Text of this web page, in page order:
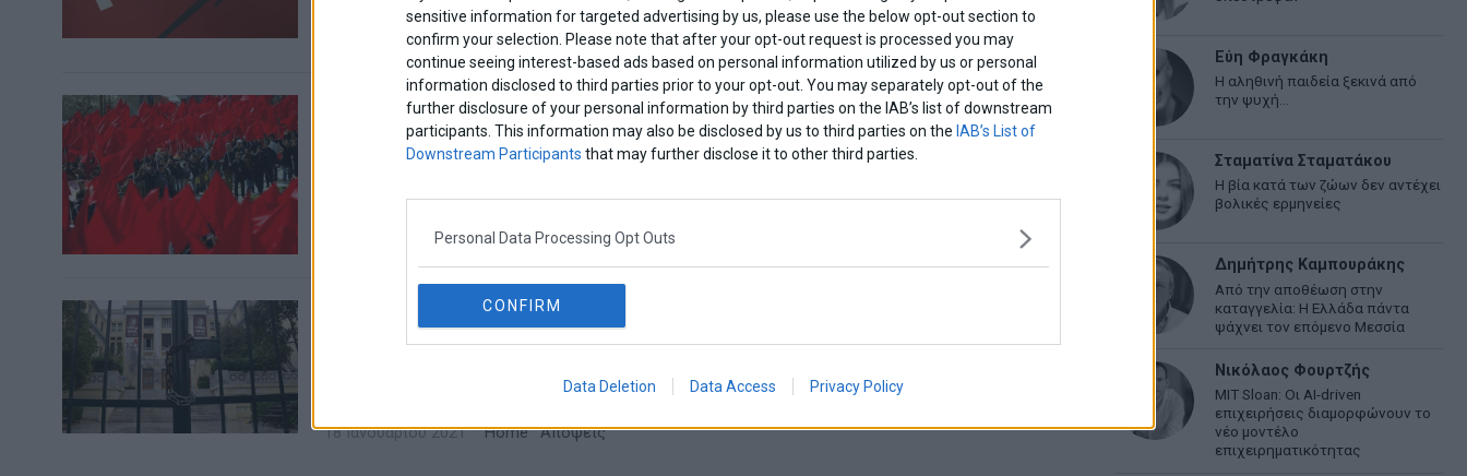
sensitive information for targeted advertising by us, please use the below opt-out section to
confirm your selection. Please note that after your opt-out request is processed you may
continue seeing interest-based ads based on personal information utilized by us or personal
information disclosed to third parties prior to your opt-out. You may separately opt-out of the
further disclosure of your personal information by third parties on the IAB’s list of downstream
participants. This information may also be disclosed by us to third parties on the IAB’s List of
Downstream Participants that may further disclose it to other third parties.
Personal Data Processing Opt Outs
CONFIRM
Data Deletion Data Access Privacy Policy
έντονες διαμαρτυρίες κατοίκων της Αττικής και άλλων κυρίως, αστικών περιοχών
12 Μαΐου 2021 Ελλάδα · Πολιτική
Η ιδεολογική ένδεια της Αριστεράς
Μεγάλος θόρυβος έχει ξεσπάσει τις τελευταίες εβδομάδες με αφορμή την κατάθεση του νέου
νομοσχεδίου του υπουργείου παιδείας, με το οποίο έρχονται τα πάνω κάτω
11 Φεβρουαρίου 2021 Home · Αδιακρίτως
Μια μορφή αστυνόμευσης στα ΑΕΙ δεν παραβιάζει, αλλά
εξασφαλίζει το «αυτοδιοίκητο» των Πανεπιστημίων
Η παράγραφος αυτή διατυπώθηκε έτσι γιατί κατά το παρελθόν υπήρξαν εντελώς απαράδεκτες
παρεμβάσεις του κράτους ακόμα και σε εκλογές καθηγητών
18 Ιανουαρίου 2021 Home · Απόψεις
Εύη Φραγκάκη
Η αληθινή παιδεία ξεκινά από
την ψυχή…
Σταματίνα Σταματάκου
Η βία κατά των ζώων δεν αντέχει
βολικές ερμηνείες
Δημήτρης Καμπουράκης
Από την αποθέωση στην
καταγγελία: Η Ελλάδα πάντα
ψάχνει τον επόμενο Μεσσία
Νικόλαος Φουρτζής
MIT Sloan: Οι AI-driven
επιχειρήσεις διαμορφώνουν το
νέο μοντέλο
επιχειρηματικότητας